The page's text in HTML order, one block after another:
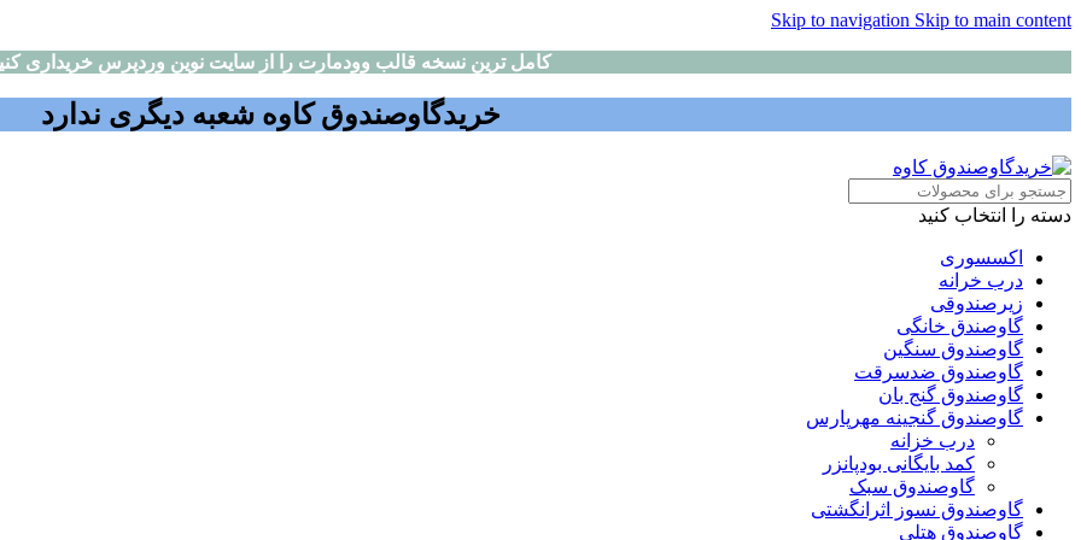
Skip to navigation Skip to main content
کامل ترین نسخه قالب وودمارت را از سایت نوین وردپرس خریداری
خریدگاوصندوق کاوه شعبه دیگری ندارد
دسته را انتخاب کنید
اکسسوری
درب خرانه
زیرصندوقی
گاوصندق خانگی
گاوصندوق سنگین
گاوصندوق ضدسرقت
گاوصندوق گنج بان
گاوصندوق گنجینه مهرپارس
درب خزانه
کمد بایگانی بودپانزر
گاوصندوق سبک
گاوصندوق نسوز اثرانگشتی
گاوصندوق هتلی